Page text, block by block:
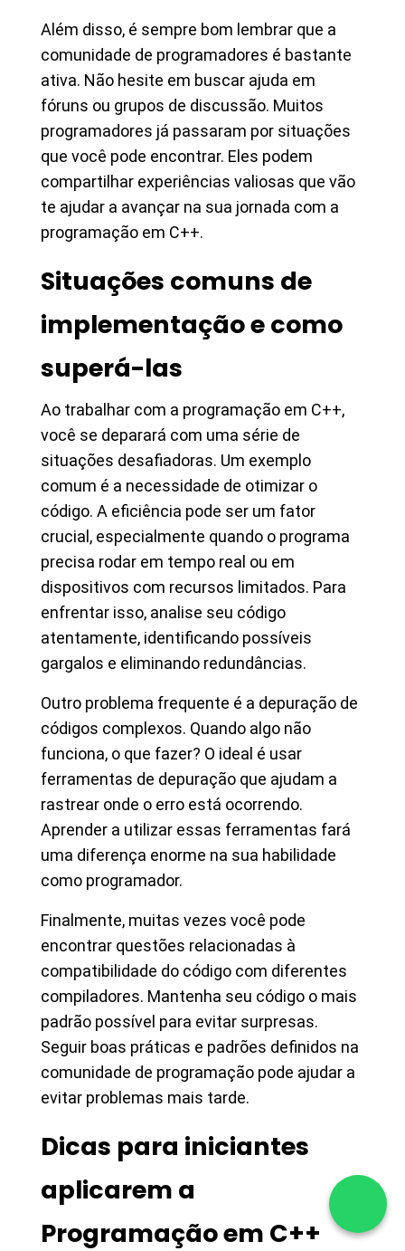
Além disso, é sempre bom lembrar que a
comunidade de programadores é bastante
ativa. Não hesite em buscar ajuda em
fóruns ou grupos de discussão. Muitos
programadores já passaram por situações
que você pode encontrar. Eles podem
compartilhar experiências valiosas que vão
te ajudar a avançar na sua jornada com a
programação em C++.
Situações comuns de
implementação e como
superá-las
Ao trabalhar com a programação em C++,
você se deparará com uma série de
situações desafiadoras. Um exemplo
comum é a necessidade de otimizar o
código. A eficiência pode ser um fator
crucial, especialmente quando o programa
precisa rodar em tempo real ou em
dispositivos com recursos limitados. Para
enfrentar isso, analise seu código
atentamente, identificando possíveis
gargalos e eliminando redundâncias.
Outro problema frequente é a depuração de
códigos complexos. Quando algo não
funciona, o que fazer? O ideal é usar
ferramentas de depuração que ajudam a
rastrear onde o erro está ocorrendo.
Aprender a utilizar essas ferramentas fará
uma diferença enorme na sua habilidade
como programador.
Finalmente, muitas vezes você pode
encontrar questões relacionadas à
compatibilidade do código com diferentes
compiladores. Mantenha seu código o mais
padrão possível para evitar surpresas.
Seguir boas práticas e padrões definidos na
comunidade de programação pode ajudar a
evitar problemas mais tarde.
Dicas para iniciantes
aplicarem a
Programação em C++